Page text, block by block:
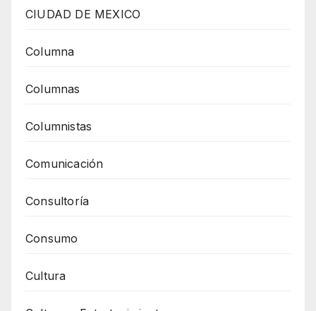
CIUDAD DE MEXICO
Columna
Columnas
Columnistas
Comunicación
Consultoría
Consumo
Cultura